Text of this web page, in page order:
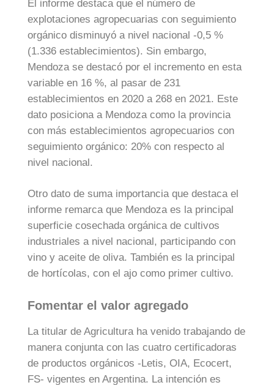
El informe destaca que el número de
explotaciones agropecuarias con seguimiento
orgánico disminuyó a nivel nacional -0,5 %
(1.336 establecimientos). Sin embargo,
Mendoza se destacó por el incremento en esta
variable en 16 %, al pasar de 231
establecimientos en 2020 a 268 en 2021. Este
dato posiciona a Mendoza como la provincia
con más establecimientos agropecuarios con
seguimiento orgánico: 20% con respecto al
nivel nacional.
Otro dato de suma importancia que destaca el
informe remarca que Mendoza es la principal
superficie cosechada orgánica de cultivos
industriales a nivel nacional, participando con
vino y aceite de oliva. También es la principal
de hortícolas, con el ajo como primer cultivo.
Fomentar el valor agregado
La titular de Agricultura ha venido trabajando de
manera conjunta con las cuatro certificadoras
de productos orgánicos -Letis, OIA, Ecocert,
FS- vigentes en Argentina. La intención es